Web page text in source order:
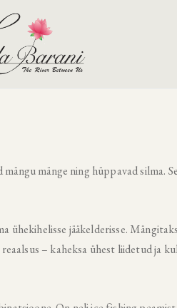
mänge ning hüppavad silma.
ühekihelisse jääkelderisse.
– kaheksa ühest liidetud ja